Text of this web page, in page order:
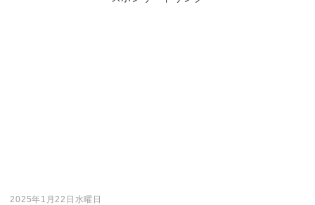
2025年1月22日水曜日